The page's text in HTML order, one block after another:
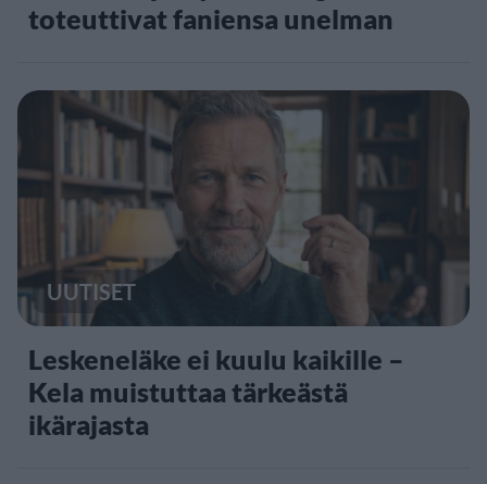
toteuttivat faniensa unelman
UUTISET
Leskeneläke ei kuulu kaikille –
Kela muistuttaa tärkeästä
ikärajasta